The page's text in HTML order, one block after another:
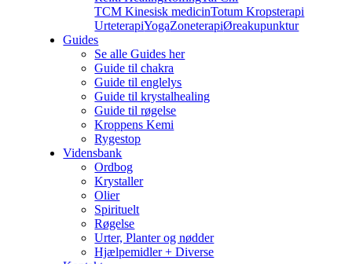
TCM Kinesisk medicinTotum Kropsterapi
UrteterapiYogaZoneterapiØreakupunktur
Guides
Se alle Guides her
Guide til chakra
Guide til englelys
Guide til krystalhealing
Guide til røgelse
Kroppens Kemi
Rygestop
Vidensbank
Ordbog
Krystaller
Olier
Spirituelt
Røgelse
Urter, Planter og nødder
Hjælpemidler + Diverse